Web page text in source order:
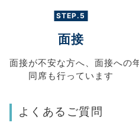
STEP.5
面接
面接が不安な方へ、 面接への
同席も行っています
よくあるご質問